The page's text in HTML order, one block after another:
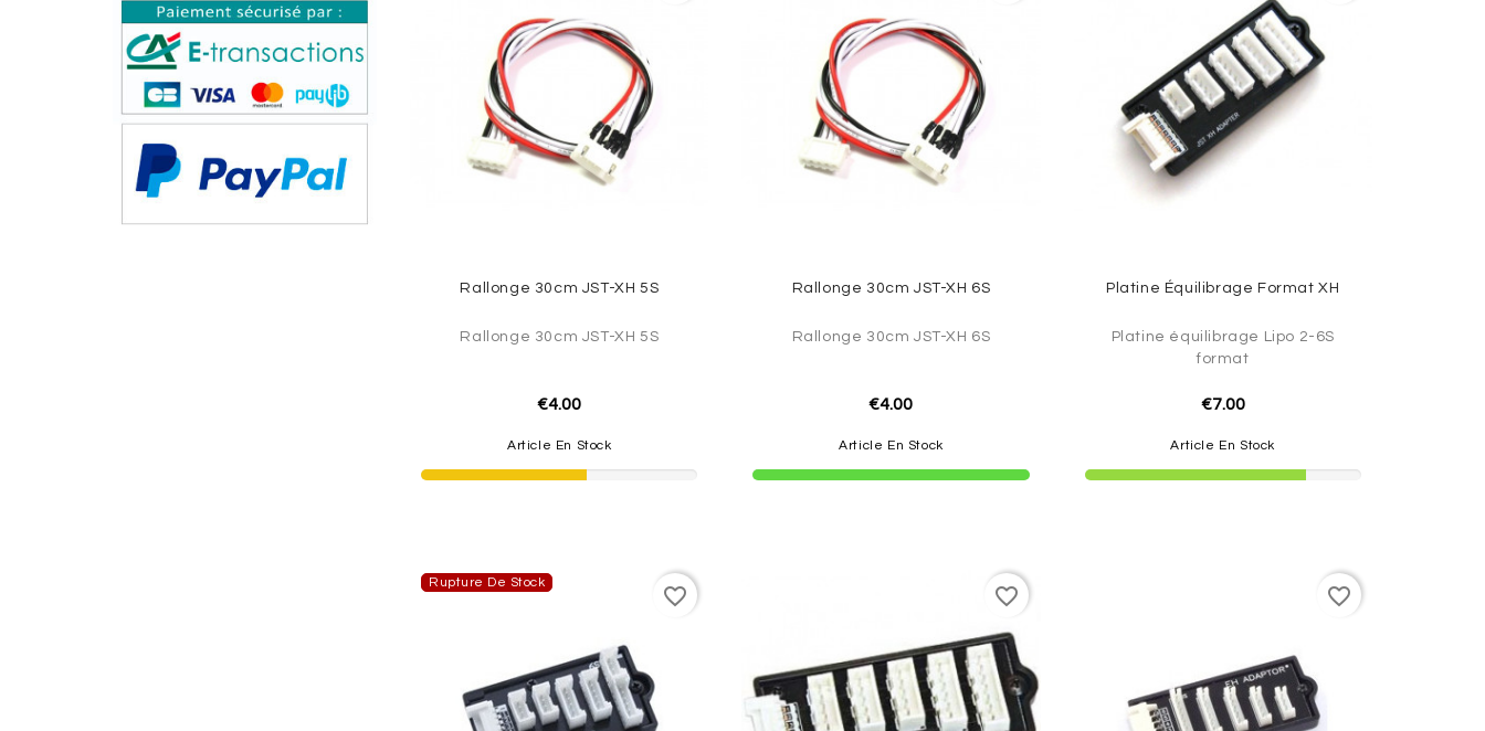
Rallonge 30cm JST-XH 5S
Rallonge 30cm JST-XH 5S
€4.00
Article En Stock
Rallonge 30cm JST-XH 6S
Rallonge 30cm JST-XH 6S
€4.00
Article En Stock
Platine Équilibrage Format XH
Platine équilibrage Lipo 2-6S
format
€7.00
Article En Stock
Rupture De Stock
favorite_border favorite_border favorite_border